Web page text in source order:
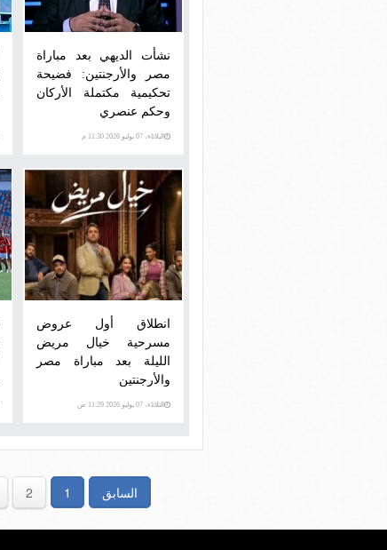
نشأت الديهي بعد مباراة
مصر والأرجنتين: فضيحة
تحكيمية مكتملة الأركان
وحكم عنصري
الثلاثاء، 07 يوليو 2026 11:30 م
انطلاق أول عروض
مسرحية خيال مريض
الليلة بعد مباراة مصر
والأرجنتين
الثلاثاء، 07 يوليو 2026 11:29 ص
السابق 1
2